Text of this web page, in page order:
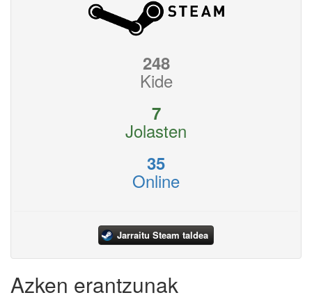
248
Kide
7
Jolasten
35
Online
Jarraitu Steam taldea
Azken erantzunak